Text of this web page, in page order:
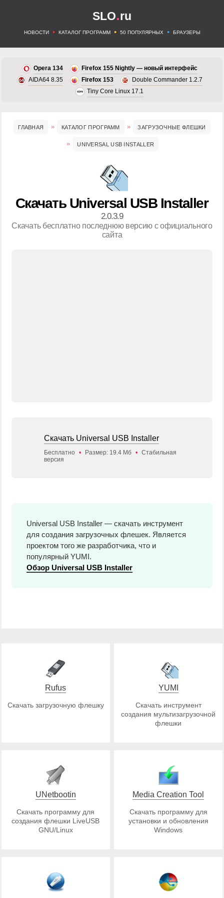
SLO.ru
НОВОСТИ • КАТАЛОГ ПРОГРАММ • 50 ПОПУЛЯРНЫХ • БРАУЗЕРЫ
Opera 134
Firefox 155 Nightly — новый интерфейс
AIDA64 8.35
Firefox 153
Double Commander 1.2.7
Tiny Core Linux 17.1
ГЛАВНАЯ КАТАЛОГ ПРОГРАММ ЗАГРУЗОЧНЫЕ ФЛЕШКИ
UNIVERSAL USB INSTALLER
Скачать Universal USB Installer
2.0.3.9
Скачать бесплатно последнюю версию с официального
сайта
Скачать Universal USB Installer
Бесплатно • Размер: 19.4 Мб • Стабильная
версия
Universal USB Installer — скачать инструмент
для создания загрузочных флешек. Является
проектом того же разработчика, что и
популярный YUMI.
Обзор Universal USB Installer
Rufus
Скачать загрузочную флешку
YUMI
Скачать инструмент
создания мультизагрузочной
флешки
UNetbootin
Скачать программу для
создания флешки LiveUSB
GNU/Linux
Media Creation Tool
Скачать программу для
установки и обновления
Windows